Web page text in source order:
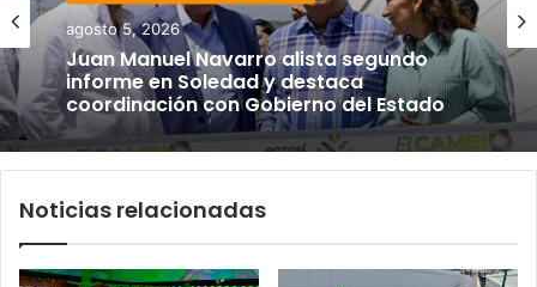
agosto 5, 2026
Juan Manuel Navarro alista segundo
informe en Soledad y destaca
coordinación con Gobierno del Estado
Noticias relacionadas